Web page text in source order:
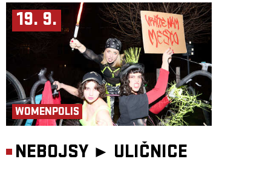
19. 9.
WOMENPOLIS
NEBOJSY ► ULIČNICE